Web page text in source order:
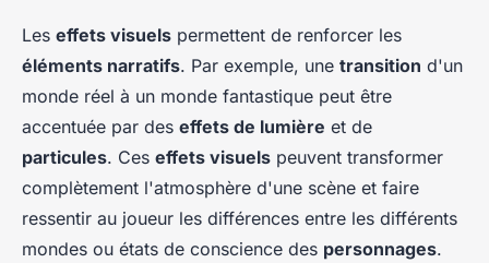
Les effets visuels permettent de renforcer les
éléments narratifs. Par exemple, une transition d'un
monde réel à un monde fantastique peut être
accentuée par des effets de lumière et de
particules. Ces effets visuels peuvent transformer
complètement l'atmosphère d'une scène et faire
ressentir au joueur les différences entre les différents
mondes ou états de conscience des personnages.